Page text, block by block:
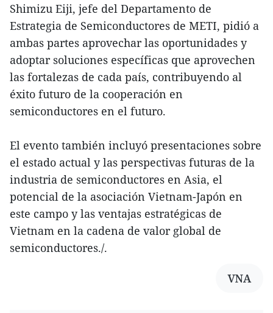
Shimizu Eiji, jefe del Departamento de
Estrategia de Semiconductores de METI, pidió a
ambas partes aprovechar las oportunidades y
adoptar soluciones específicas que aprovechen
las fortalezas de cada país, contribuyendo al
éxito futuro de la cooperación en
semiconductores en el futuro.
El evento también incluyó presentaciones sobre
el estado actual y las perspectivas futuras de la
industria de semiconductores en Asia, el
potencial de la asociación Vietnam-Japón en
este campo y las ventajas estratégicas de
Vietnam en la cadena de valor global de
semiconductores./.
VNA